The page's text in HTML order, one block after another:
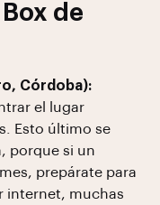
de
Córdoba):
el lugar
Esto último se
porque si un
prepárate para
internet, muchas